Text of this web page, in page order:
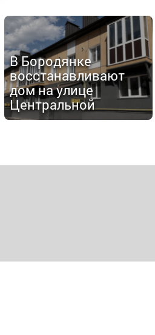
В Бородянке
восстанавливают
дом на улице
Центральной